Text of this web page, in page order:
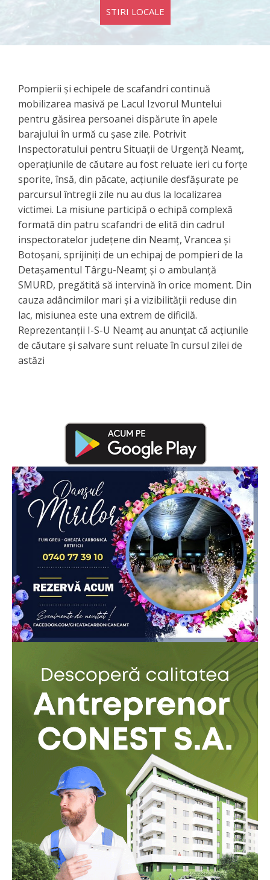
STIRI LOCALE
Pompierii și echipele de scafandri continuă
mobilizarea masivă pe Lacul Izvorul Muntelui
pentru găsirea persoanei dispărute în apele
barajului în urmă cu șase zile. Potrivit
Inspectoratului pentru Situații de Urgență Neamț,
operațiunile de căutare au fost reluate ieri cu forțe
sporite, însă, din păcate, acțiunile desfășurate pe
parcursul întregii zile nu au dus la localizarea
victimei. ​La misiune participă o echipă complexă
formată din patru scafandri de elită din cadrul
inspectoratelor județene din Neamț, Vrancea și
Botoșani, sprijiniți de un echipaj de pompieri de la
Detașamentul Târgu-Neamț și o ambulanță
SMURD, pregătită să intervină în orice moment. ​Din
cauza adâncimilor mari și a vizibilității reduse din
lac, misiunea este una extrem de dificilă.
Reprezentanții I-S-U Neamț au anunțat că acțiunile
de căutare și salvare sunt reluate în cursul zilei de
astăzi